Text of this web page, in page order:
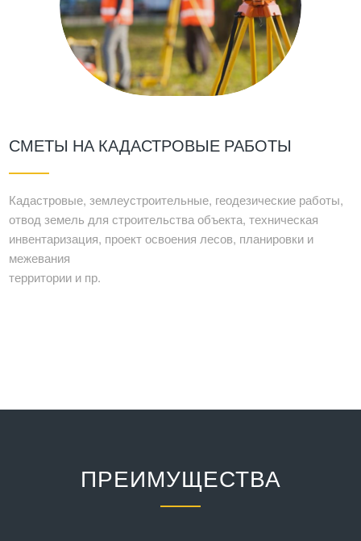
СМЕТЫ НА КАДАСТРОВЫЕ РАБОТЫ
Кадастровые, землеустроительные, геодезические работы,
отвод земель для строительства объекта, техническая
инвентаризация, проект освоения лесов, планировки и
межевания
территории и пр.
ПРЕИМУЩЕСТВА